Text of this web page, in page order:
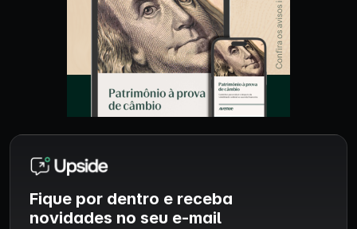
Fique por dentro e receba
novidades no seu e-mail